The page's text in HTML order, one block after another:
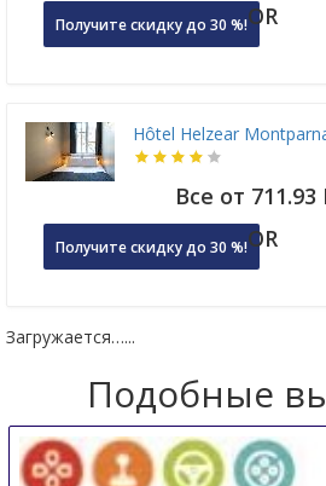
Получите скидку до 30 %!OR
Hôtel Helzear
Все от 711.93
Получите скидку до 30 %!OR
Загружается…...
Подобные